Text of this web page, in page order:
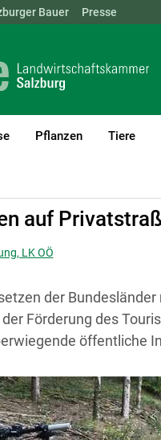
BGLD KTN
Bauer Presse
Pflanzen Tiere
auf
LK OÖ
der
Förderung des
öffentliche